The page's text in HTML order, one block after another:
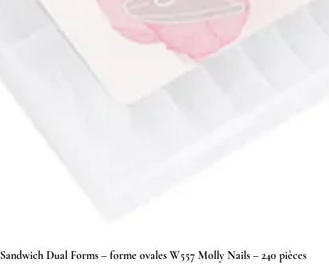
Schnellansicht
Sandwich Dual Forms – forme ovales W557 Molly Nails – 240 pièces